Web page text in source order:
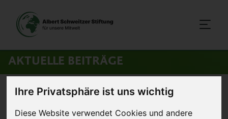
Ihre Privatsphäre ist uns wichtig
Diese Website verwendet Cookies und andere
AKTUELLE BEITRÄGE
Startseite >Aktuelles> Gemeinsam für die Tiere in Brüssel und